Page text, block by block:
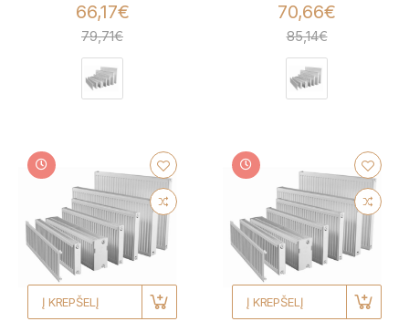
66,17€
79,71€
70,66€
85,14€
Į KREPŠELĮ Į KREPŠELĮ